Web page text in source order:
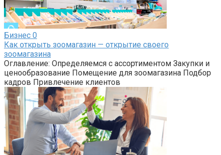
Бизнес 0
Как открыть зоомагазин — открытие своего
зоомагазина
Оглавление: Определяемся с ассортиментом Закупки и
ценообразование Помещение для зоомагазина Подбор
кадров Привлечение клиентов